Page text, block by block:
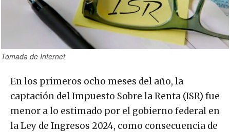
Tomada de Internet
En los primeros ocho meses del año, la
captación del Impuesto Sobre la Renta (ISR) fue
menor a lo estimado por el gobierno federal en
la Ley de Ingresos 2024, como consecuencia de